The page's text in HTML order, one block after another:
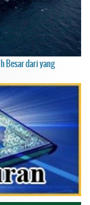
Besar dari yang